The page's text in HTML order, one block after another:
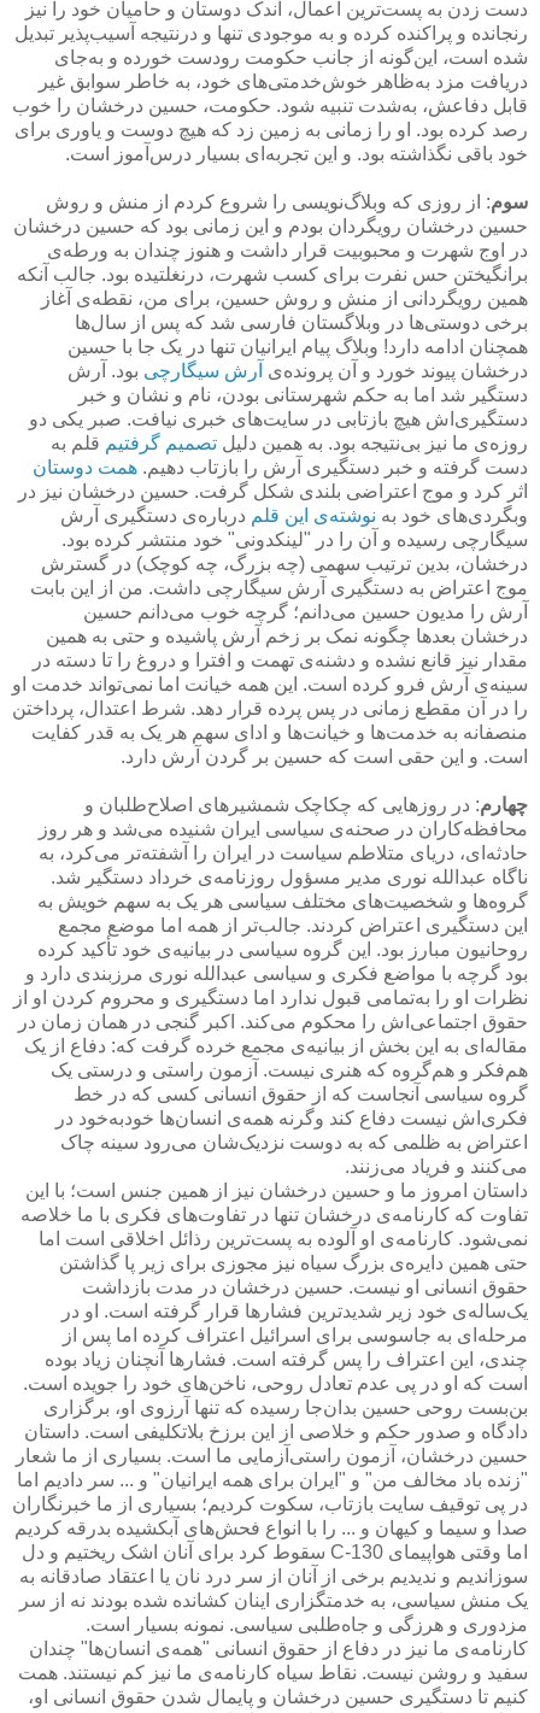
دست زدن به پست‌ترین اعمال، اندک دوستان و حامیان خود را نیز
رنجانده و پراکنده کرده و به موجودی تنها و درنتیجه آسیب‌پذیر تبدیل
شده است، این‌گونه از جانب حکومت رودست خورده و به‌جای
دریافت مزد به‌ظاهر خوش‌خدمتی‌های خود، به خاطر سوابق غیر
قابل دفاعش، به‌شدت تنبیه شود. حکومت، حسین درخشان را خوب
رصد کرده بود. او را زمانی به زمین زد که هیچ دوست و یاوری برای
خود باقی نگذاشته بود. و این تجربه‌ای بسیار درس‌آموز است.
سوم: از روزی که وبلاگ‌نویسی را شروع کردم از منش و روش
حسین درخشان رویگردان بودم و این زمانی بود که حسین درخشان
در اوج شهرت و محبوبیت قرار داشت و هنوز چندان به ورطه‌ی
برانگیختن حس نفرت برای کسب شهرت، درنغلتیده بود. جالب آنکه
همین رویگردانی از منش و روش حسین، برای من، نقطه‌ی آغاز
برخی دوستی‌ها در وبلاگستان فارسی شد که پس از سال‌ها
همچنان ادامه دارد! وبلاگ پیام ایرانیان تنها در یک جا با حسین
درخشان پیوند خورد و آن پرونده‌ی آرش سیگارچی بود. آرش
دستگیر شد اما به حکم شهرستانی بودن، نام و نشان و خبر
دستگیری‌اش هیچ بازتابی در سایت‌های خبری نیافت. صبر یکی دو
روزه‌ی ما نیز بی‌نتیجه بود. به همین دلیل تصمیم گرفتیم قلم به
دست گرفته و خبر دستگیری آرش را بازتاب دهیم. همت دوستان
اثر کرد و موج اعتراضی بلندی شکل گرفت. حسین درخشان نیز در
وبگردی‌های خود به نوشته‌ی این قلم درباره‌ی دستگیری آرش
سیگارچی رسیده و آن را در "لینکدونی" خود منتشر کرده بود.
درخشان، بدین ترتیب سهمی (چه بزرگ، چه کوچک) در گسترش
موج اعتراض به دستگیری آرش سیگارچی داشت. من از این بابت
آرش را مدیون حسین می‌دانم؛ گرچه خوب می‌دانم حسین
درخشان بعدها چگونه نمک بر زخم آرش پاشیده و حتی به همین
مقدار نیز قانع نشده و دشنه‌ی تهمت و افترا و دروغ را تا دسته در
سینه‌ی آرش فرو کرده است. این همه خیانت اما نمی‌تواند خدمت او
را در آن مقطع زمانی در پس پرده قرار دهد. شرط اعتدال، پرداختن
منصفانه به خدمت‌ها و خیانت‌ها و ادای سهم هر یک به قدر کفایت
است. و این حقی است که حسین بر گردن آرش دارد.
چهارم: در روزهایی که چکاچک شمشیرهای اصلاح‌طلبان و
محافظه‌کاران در صحنه‌ی سیاسی ایران شنیده می‌شد و هر روز
حادثه‌ای، دریای متلاطم سیاست در ایران را آشفته‌تر می‌کرد، به
ناگاه عبدالله نوری مدیر مسؤول روزنامه‌ی خرداد دستگیر شد.
گروه‌ها و شخصیت‌های مختلف سیاسی هر یک به سهم خویش به
این دستگیری اعتراض کردند. جالب‌تر از همه اما موضع مجمع
روحانیون مبارز بود. این گروه سیاسی در بیانیه‌ی خود تأکید کرده
بود گرچه با مواضع فکری و سیاسی عبدالله نوری مرزبندی دارد و
نظرات او را به‌تمامی قبول ندارد اما دستگیری و محروم کردن او از
حقوق اجتماعی‌اش را محکوم می‌کند. اکبر گنجی در همان زمان در
مقاله‌ای به این بخش از بیانیه‌ی مجمع خرده گرفت که: دفاع از یک
هم‌فکر و هم‌گروه که هنری نیست. آزمون راستی و درستی یک
گروه سیاسی آنجاست که از حقوق انسانی کسی که در خط
فکری‌اش نیست دفاع کند وگرنه همه‌ی انسان‌ها خودبه‌خود در
اعتراض به ظلمی که به دوست نزدیک‌شان می‌رود سینه چاک
می‌کنند و فریاد می‌زنند.
داستان امروز ما و حسین درخشان نیز از همین جنس است؛ با این
تفاوت که کارنامه‌ی درخشان تنها در تفاوت‌های فکری با ما خلاصه
نمی‌شود. کارنامه‌ی او آلوده به پست‌ترین رذائل اخلاقی است اما
حتی همین دایره‌ی بزرگ سیاه نیز مجوزی برای زیر پا گذاشتن
حقوق انسانی او نیست. حسین درخشان در مدت بازداشت
یک‌ساله‌ی خود زیر شدیدترین فشارها قرار گرفته است. او در
مرحله‌ای به جاسوسی برای اسرائیل اعتراف کرده اما پس از
چندی، این اعتراف را پس گرفته است. فشارها آنچنان زیاد بوده
است که او در پی عدم تعادل روحی،‌ ناخن‌های خود را جویده است.
بن‌بست روحی حسین بدان‌جا رسیده که تنها آرزوی او، برگزاری
دادگاه و صدور حکم و خلاصی از این برزخ بلاتکلیفی است. داستان
حسین درخشان، آزمون راستی‌آزمایی ما است. بسیاری از ما شعار
"زنده باد مخالف من" و "ایران برای همه ایرانیان" و ... سر دادیم اما
در پی توقیف سایت بازتاب، سکوت کردیم؛ بسیاری از ما خبرنگاران
صدا و سیما و کیهان و ... را با انواع فحش‌های آبکشیده بدرقه کردیم
اما وقتی هواپیمای C-130 سقوط کرد برای آنان اشک ریختیم و دل
سوزاندیم و ندیدیم برخی از آنان از سر درد نان یا اعتقاد صادقانه به
یک منش سیاسی، به خدمتگزاری اینان کشانده شده بودند نه از سر
مزدوری و هرزگی و جاه‌طلبی سیاسی. نمونه بسیار است.
کارنامه‌ی ما نیز در دفاع از حقوق انسانی "همه‌ی انسان‌ها" چندان
سفید و روشن نیست. نقاط سیاه کارنامه‌ی ما نیز کم نیستند. همت
کنیم تا دستگیری حسین درخشان و پایمال شدن حقوق انسانی او،